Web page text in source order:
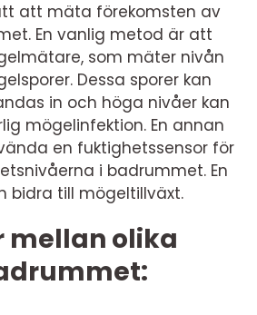
att mäta förekomsten av
En vanlig metod är att
som mäter nivån
Dessa sporer kan
in och höga nivåer kan
mögelinfektion. En annan
en fuktighetssensor för
i badrummet. En
bidra till mögeltillväxt.
mellan olika